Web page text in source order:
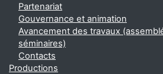
Partenariat
Gouvernance et animation
Avancement des travaux
séminaires)
Contacts
Productions